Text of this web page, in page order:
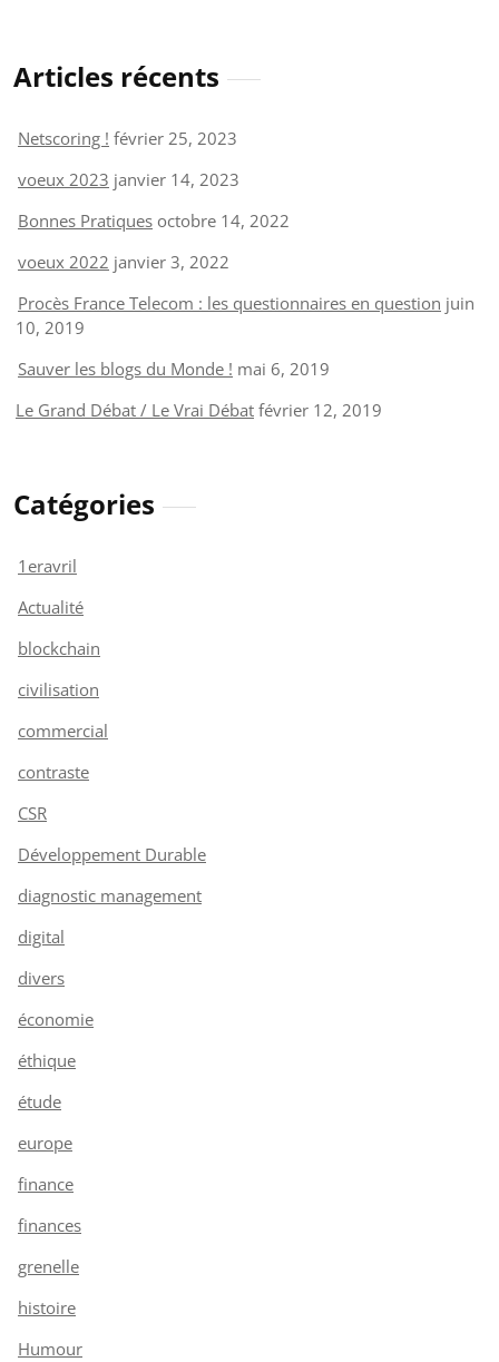
Articles récents
Netscoring ! février 25, 2023
voeux 2023 janvier 14, 2023
Bonnes Pratiques octobre 14, 2022
voeux 2022 janvier 3, 2022
Procès France Telecom : les questionnaires en question juin
10, 2019
Sauver les blogs du Monde ! mai 6, 2019
Le Grand Débat / Le Vrai Débat février 12, 2019
Catégories
1eravril
Actualité
blockchain
civilisation
commercial
contraste
CSR
Développement Durable
diagnostic management
digital
divers
économie
éthique
étude
europe
finance
finances
grenelle
histoire
Humour